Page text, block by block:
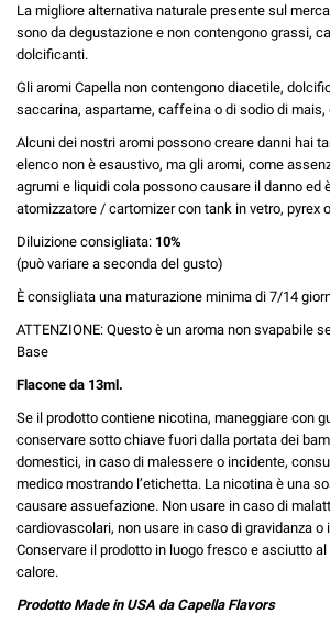
La migliore alternativa naturale presente sul
sono da degustazione e non contengono grassi,
dolcificanti.
Gli aromi Capella non contengono diacetile,
saccarina, aspartame, caffeina o di sodio di mais,
Alcuni dei nostri aromi possono creare danni hai
elenco non è esaustivo, ma gli aromi, come
agrumi e liquidi cola possono causare il danno ed
atomizzatore / cartomizer con tank in vetro, pyrex
Diluizione consigliata: 10%
(può variare a seconda del gusto)
È consigliata una maturazione minima di 7/14
ATTENZIONE: Questo è un aroma non svapabile
Base
Flacone da 13ml.
Se il prodotto contiene nicotina, maneggiare con
conservare sotto chiave fuori dalla portata dei
domestici, in caso di malessere o incidente,
medico mostrando l’etichetta. La nicotina è una
causare assuefazione. Non usare in caso di
cardiovascolari, non usare in caso di gravidanza
Conservare il prodotto in luogo fresco e asciutto
calore.
Prodotto Made in USA da Capella Flavors